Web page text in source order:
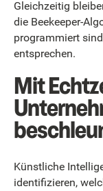
Gleichzeitig
die Beekeeper-
programmiert
entsprechen.
Mit
Künstliche
identifizieren,